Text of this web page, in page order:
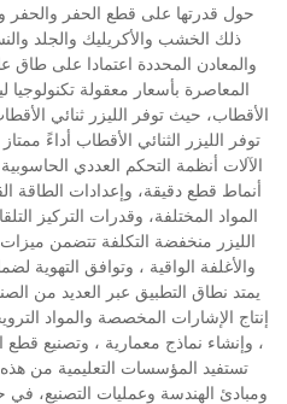
حول قدرتها على قطع الحفر والحفر
ذلك الخشب والأكريليك والجلد
والمعادن المحددة اعتمادا على طاق
المعاصرة بأسعار معقولة تكنولوجيا
الأقطاب، حيث توفر الليزر ثنائي
توفر الليزر الثنائي الأقطاب أداءً
الآلات أنظمة التحكم العددي
أنماط قطع دقيقة، وإعدادات الطاقة
المواد المختلفة، وقدرات التركيز
الليزر منخفضة التكلفة تتضمن
والأغلفة الواقية ، وتوافق التهوية
يمتد نطاق التطبيق عبر العديد من
إنتاج الإشارات المخصصة والمواد
، وإنشاء نماذج معمارية ، وتصنيع قطع
تستفيد المؤسسات التعليمية من هذه
ومبادئ الهندسة وعمليات التصنيع، في